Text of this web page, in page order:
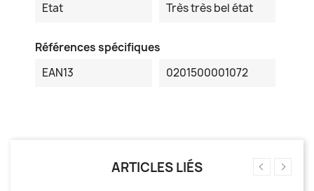
Etat Très très bel état
Références spécifiques
EAN13
0201500001072
ARTICLES LIÉS